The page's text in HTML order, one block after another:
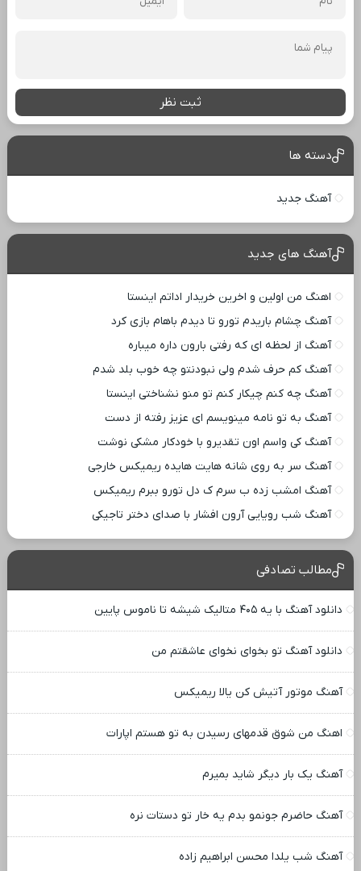
ثبت نظر
دسته ها
آهنگ جدید
آهنگ های جدید
اهنگ من اولین و اخرین خریدار اداتم اینستا
آهنگ چشام باریدم تورو تا دیدم باهام بازی کرد
آهنگ از لحظه ای که رفتی بارون داره میباره
آهنگ کم حرف شدم ولی نبودنتو چه خوب بلد شدم
آهنگ چه کنم چیکار کنم تو منو نشناختی اینستا
آهنگ به تو نامه مینویسم ای عزیز رفته از دست
آهنگ کی واسم اون تقدیرو با خودکار مشکی نوشت
آهنگ سر به روی شانه هایت هایده ریمیکس خارجی
آهنگ امشب زده ب سرم ک دل تورو ببرم ریمیکس
آهنگ شب رویایی آرون افشار با صدای دختر تاجیکی
مطالب تصادفی
دانلود آهنگ با یه ۴۰۵ متالیک شیشه تا ناموس پایین
دانلود آهنگ تو بخوای نخوای عاشقتم من
آهنگ موتور آتیش کن یالا ریمیکس
اهنگ من شوق قدمهای رسیدن به تو هستم اپارات
آهنگ یک بار دیگر شاید بمیرم
آهنگ حاضرم جونمو بدم یه خار تو دستات نره
آهنگ شب یلدا محسن ابراهیم زاده